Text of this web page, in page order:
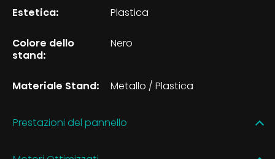
Estetica: Plastica
Colore dello
stand:
Nero
Materiale Stand: Metallo / Plastica
Prestazioni del pannello